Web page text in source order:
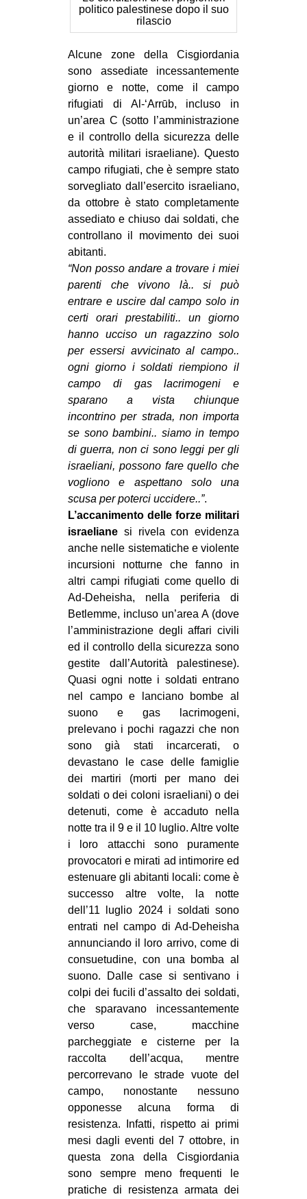
politico palestinese dopo il suo
rilascio
Alcune zone della Cisgiordania
sono assediate incessantemente
giorno e notte, come il campo
rifugiati di Al-‘Arrūb, incluso in
un’area C (sotto l’amministrazione
e il controllo della sicurezza delle
autorità militari israeliane). Questo
campo rifugiati, che è sempre stato
sorvegliato dall’esercito israeliano,
da ottobre è stato completamente
assediato e chiuso dai soldati, che
controllano il movimento dei suoi
abitanti.
“Non posso andare a trovare i miei
parenti che vivono là.. si può
entrare e uscire dal campo solo in
certi orari prestabiliti.. un giorno
hanno ucciso un ragazzino solo
per essersi avvicinato al campo..
ogni giorno i soldati riempiono il
campo di gas lacrimogeni e
sparano a vista chiunque
incontrino per strada, non importa
se sono bambini.. siamo in tempo
di guerra, non ci sono leggi per gli
israeliani, possono farequello che
vogliono e aspettano solo una
scusa per poterci uccidere..”.
L’accanimento delle forze militari
israeliane si rivela con evidenza
anche nelle sistematiche e violente
incursioni notturne che fanno in
altri campi rifugiati come quello di
Ad-Deheisha, nella periferia di
Betlemme, incluso un’area A (dove
l’amministrazione degli affari civili
ed il controllo della sicurezza sono
gestite dall’Autorità palestinese).
Quasi ogni notte i soldati entrano
nel campo e lanciano bombe al
suono e gas lacrimogeni,
prelevano i pochi ragazzi che non
sono già stati incarcerati, o
devastano le case delle famiglie
dei martiri (morti per mano dei
soldati o dei coloni israeliani) o dei
detenuti, come è accaduto nella
notte tra il 9 e il 10 luglio. Altre volte
i loro attacchi sono puramente
provocatori e mirati ad intimorire ed
estenuare gli abitanti locali: come è
successo altre volte, la notte
dell’11 luglio 2024 i soldati sono
entrati nel campo di Ad-Deheisha
annunciando il loro arrivo, come di
consuetudine, con una bomba al
suono. Dalle case si sentivano i
colpi dei fucili d’assalto dei soldati,
che sparavano incessantemente
verso case, macchine
parcheggiate e cisterne per la
raccolta dell’acqua, mentre
percorrevano le strade vuote del
campo, nonostante nessuno
opponesse alcuna forma di
resistenza. Infatti, rispetto ai primi
mesi dagli eventi del 7 ottobre, in
questa zona della Cisgiordania
sono sempre meno frequenti le
pratiche di resistenza armata dei